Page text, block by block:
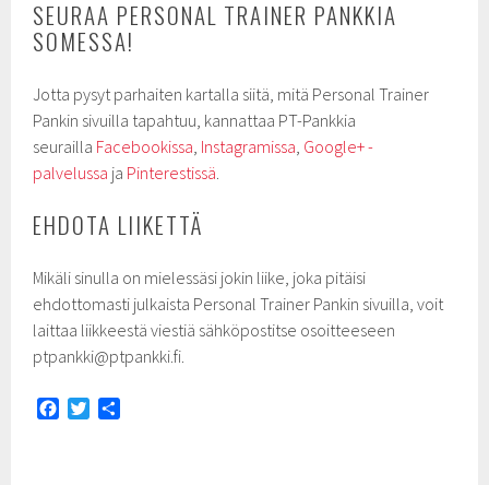
SEURAA PERSONAL TRAINER PANKKIA
SOMESSA!
Jotta pysyt parhaiten kartalla siitä, mitä Personal Trainer
Pankin sivuilla tapahtuu, kannattaa PT-Pankkia
seurailla Facebookissa Instagramissa Google+ -
palvelussa ja Pinterestissä
EHDOTA LIIKETTÄ
Mikäli sinulla on mielessäsi jokin liike, joka pitäisi
ehdottomasti julkaista Personal Trainer Pankin sivuilla, voit
laittaa liikkeestä viestiä sähköpostitse osoitteeseen
ptpankki@ptpankki.fi.